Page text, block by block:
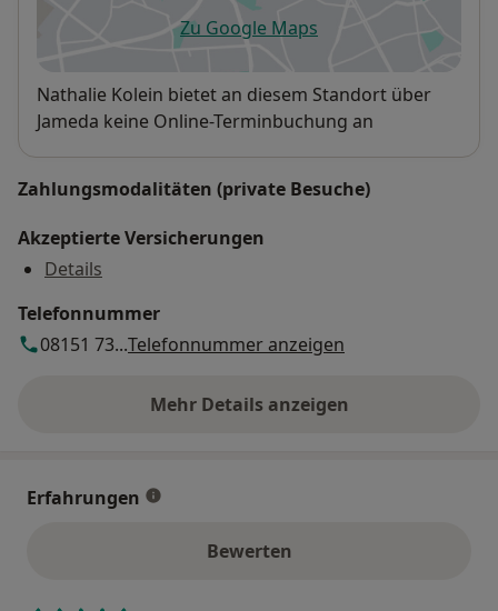
Zu Google Mapsöffnet in einer neuen
Verfügbarkeit
Nathalie Kolein bietet an diesem Standort über
Jameda keine Online-Terminbuchung an
Zahlungsmodalitäten (private Besuche)
Akzeptierte Versicherungen
Details
Telefonnummer
08151 73...Telefonnummer anzeigen
Mehr Details anzeigen
über die Adresse
Erfahrungen
Bewerten